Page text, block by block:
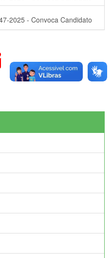
2025 - Convoca Candidato